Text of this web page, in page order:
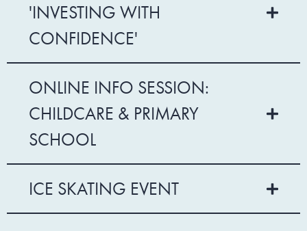
'INVESTING WITH
CONFIDENCE'
ONLINE INFO SESSION:
CHILDCARE & PRIMARY
SCHOOL
ICE SKATING EVENT